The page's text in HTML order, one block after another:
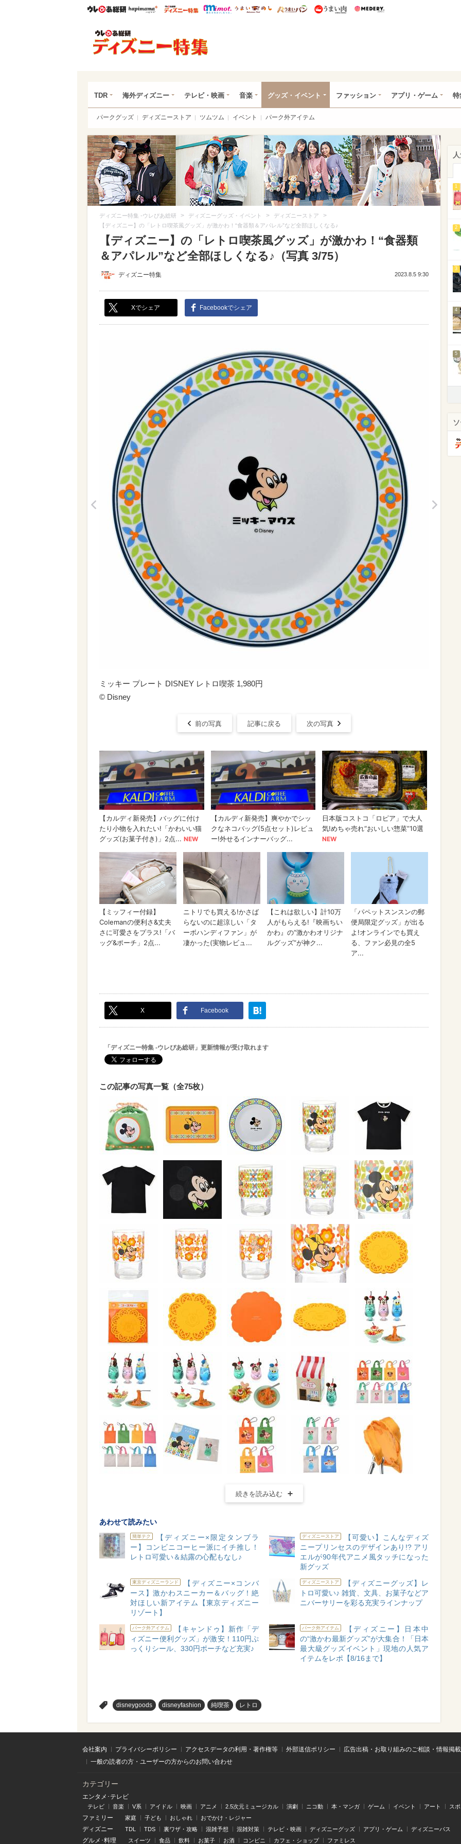
ウレぴあ総研ハピママ* ウレぴあ総研 ディズニー特集
mimot. うまいめし うまいパン うまい肉
TDR 海外ディズニー テレビ・映画 音楽 グッズ・イベント ファッション アプリ・ゲーム 特
パークグッズ ディズニーストア ツムツム イベント パーク外アイテム
ディズニー特集 -ウレぴあ総研 > ディズニーグッズ・イベント > ディズニーストア >
【ディズニー】の「レトロ喫茶風グッズ」が激かわ！“食器類＆アパレル”など全部ほしくなる♪
【ディズニー】の「レトロ喫茶風グッズ」が激かわ！“食器類
＆アパレル”など全部ほしくなる♪（写真 3/75）
ディズニー特集 2023.8.5 9:30
Xでシェア Facebookでシェア
ミッキー プレート DISNEY レトロ喫茶 1,980円
© ︎Disney
前の写真 記事に戻る 次の写真
X Facebook
「ディズニー特集 -ウレぴあ総研」更新情報が受け取れます
この記事の写真一覧（全75枚）
続きを読み込む
あわせて読みたい
簡単テク
【ディズニー×限定タンブラ
ー】コンビニコーヒー派にイチ推し！
レトロ可愛い＆結露の心配もなし♪
ディズニーストア
【可愛い】こんなディズ
ニープリンセスのデザインあり!? アリ
エルが90年代アニメ風タッチになった
新グッズ
東京ディズニーランド
【ディズニー×コンバ
ース】激かわスニーカー＆バッグ！絶
対ほしい新アイテム【東京ディズニー
リゾート】
ディズニーストア
【ディズニーグッズ】レ
トロ可愛い♪ 雑貨、文具、お菓子などア
ニバーサリーを彩る充実ラインナップ
パーク外アイテム
【キャンドゥ】新作「デ
ィズニー便利グッズ」が激安！110円ぷ
っくりシール、330円ポーチなど充実♪
パーク外アイテム
【ディズニー】日本中
の“激かわ最新グッズ”が大集合！「日本
最大級グッズイベント」現地の人気ア
イテムをレポ【8/16まで】
disneygoods disneyfashion 純喫茶 レトロ
1
2
3
4
5
会社案内 プライバシーポリシー アクセスデータの利用・著作権等 外部送信ポリシー
広告出稿・お取り組みのご相談・情報掲
一般の読者の方・ユーザーの方からのお問い合わせ
カテゴリー
エンタメ･テレビ
テレビ 音楽 V系 アイドル 映画 アニメ 2.5次元ミュージカル 演劇 ニコ動 本・マンガ ゲーム イベント アート ス
ファミリー 家庭 子ども おしゃれ おでかけ・レジャー
ディズニー TDL TDS 裏ワザ・攻略 混雑予想 混雑対策 テレビ・映画 ディズニーグッズ アプリ・ゲーム ディズニーパス
グルメ･料理 スイーツ 食品 飲料 お菓子 お酒 コンビニ カフェ・ショップ ファミレス